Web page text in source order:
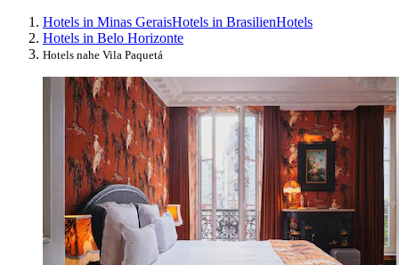
Hotels in Minas GeraisHotels in BrasilienHotels
Hotels in Belo Horizonte
Hotels nahe Vila Paquetá